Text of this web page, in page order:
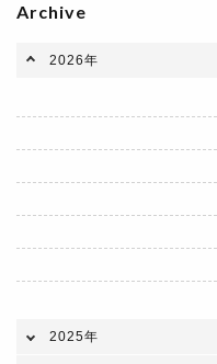
Archive
2026年
2025年